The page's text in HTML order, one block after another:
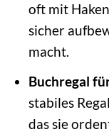
oft mit
sicher
macht.
Buchregal
stabiles
das sie